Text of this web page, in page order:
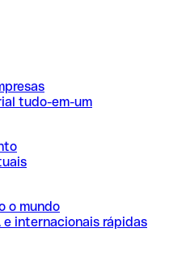
tudo-em-um
o mundo
e internacionais rápidas